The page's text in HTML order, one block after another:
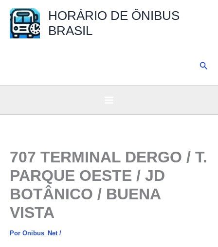
para
HORÁRIO DE ÔNIBUS
BRASIL
707 TERMINAL DERGO / T.
PARQUE OESTE / JD
BOTÂNICO / BUENA
VISTA
Por Onibus_Net /